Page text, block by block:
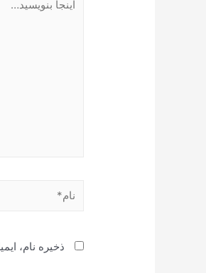
بنویسید…
نام*
ذخیره نام،